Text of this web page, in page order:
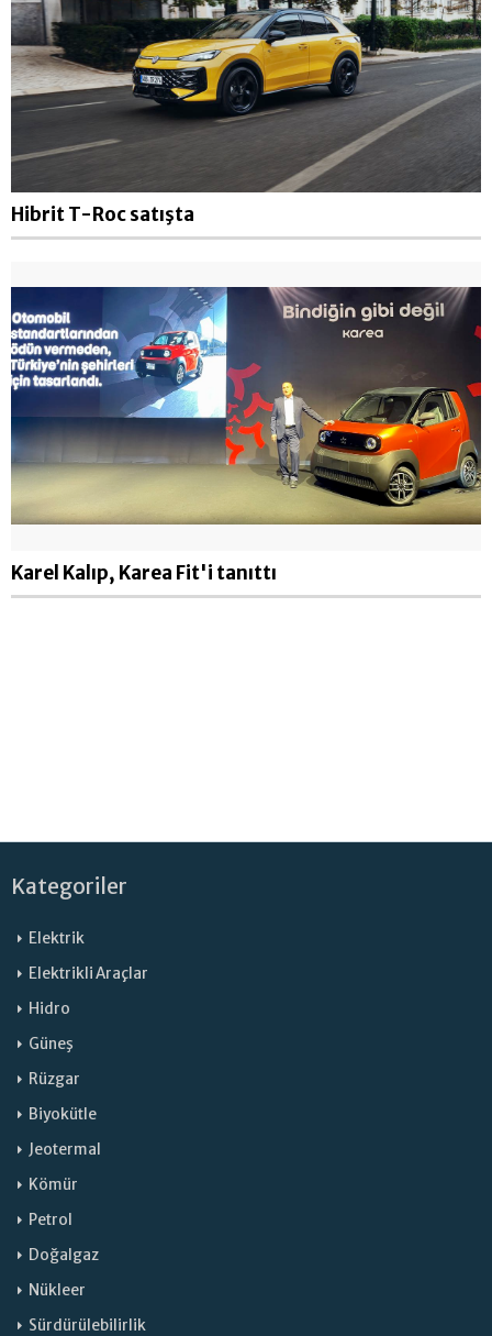
Hibrit T-Roc satışta
Karel Kalıp, Karea Fit'i tanıttı
Kategoriler
Elektrik
Elektrikli Araçlar
Hidro
Güneş
Rüzgar
Biyokütle
Jeotermal
Kömür
Petrol
Doğalgaz
Nükleer
Sürdürülebilirlik